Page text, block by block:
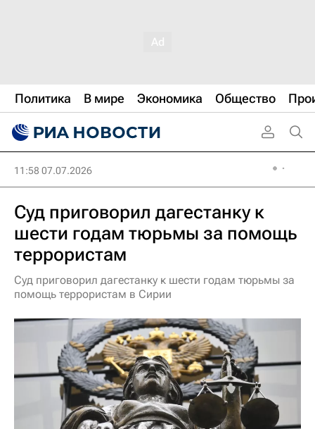
Политика В мире Экономика Общество
11:58 07.07.2026
Суд приговорил дагестанку к
шести годам тюрьмы за помощь
террористам
Суд приговорил дагестанку к шести годам тюрьмы за
помощь террористам в Сирии